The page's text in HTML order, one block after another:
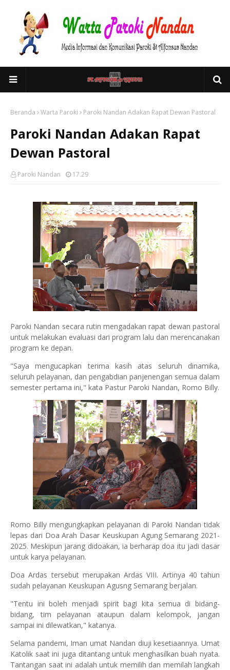
Beranda Warta Paroki Paroki Nandan Adakan Rapat Dewan Pastoral
Paroki Nandan Adakan Rapat
Dewan Pastoral
Paroki Nandan 17.29
Paroki Nandan secara rutin mengadakan rapat dewan pastoral
untuk melakukan evaluasi dari program lalu dan merencanakan
program ke depan.
"Saya mengucapkan terima kasih atas seluruh dinamika,
seluruh pelayanan, dan pengabdian panjenengan semua dalam
semester pertama ini," kata Pastur Paroki Nandan, Romo Billy.
Romo Billy mengungkapkan pelayanan di Paroki Nandan tidak
lepas dari Doa Arah Dasar Keuskupan Agung Semarang 2021-
2025. Meskipun jarang didoakan, ia berharap doa itu jadi dasar
untuk karya pelayanan.
Doa Ardas tersebut merupakan Ardas VIII. Artinya 40 tahun
sudah pelayanan Keuskupan Agusng Semarang berjalan.
"Tentu ini boleh menjadi spirit bagi kita semua di bidang-
bidang, tim pelayanan ataupun dalam kelompok, jangan
sampai ini dilewatkan," katanya.
Selama pandemi, Iman umat Nandan diuji kesetiaannya. Umat
Katolik saat ini juga ditantang untuk menghasilkan buah nyata.
Tantangan saat ini adalah untuk memilih dan memilah langkah